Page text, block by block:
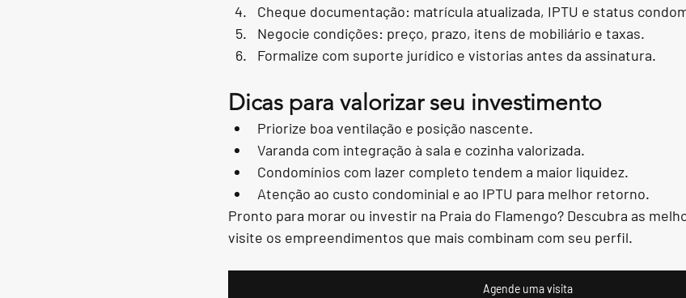
Cheque documentação: matrícula atualizada, IPTU e status
Negocie condições: preço, prazo, itens de mobiliário e taxas.
Formalize com suporte jurídico e vistorias antes da assinatura.
Dicas para valorizar seu investimento
Priorize boa ventilação e posição nascente.
Varanda com integração à sala e cozinha valorizada.
Condomínios com lazer completo tendem a maior liquidez.
Atenção ao custo condominial e ao IPTU para melhor retorno.
Pronto para morar ou investir na Praia do Flamengo? Descubra as
visite os empreendimentos que mais combinam com seu perfil.
Agende uma visita